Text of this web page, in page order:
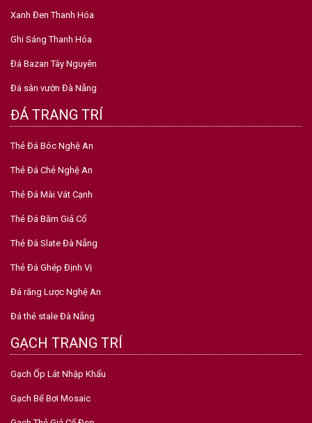
Xanh Đen Thanh Hóa
Ghi Sáng Thanh Hóa
Đá Bazan Tây Nguyên
Đá sân vườn Đà Nẵng
ĐÁ TRANG TRÍ
Thẻ Đá Bóc Nghệ An
Thẻ Đá Chẻ Nghệ An
Thẻ Đá Mài Vát Cạnh
Thẻ Đá Băm Giả Cổ
Thẻ Đá Slate Đà Nẵng
Thẻ Đá Ghép Định Vị
Đá răng Lược Nghệ An
Đá thẻ stale Đà Nẵng
GẠCH TRANG TRÍ
Gạch Ốp Lát Nhập Khẩu
Gạch Bể Bơi Mosaic